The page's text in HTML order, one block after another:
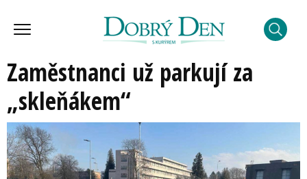
Zaměstnanci už parkují za
„skleňákem“